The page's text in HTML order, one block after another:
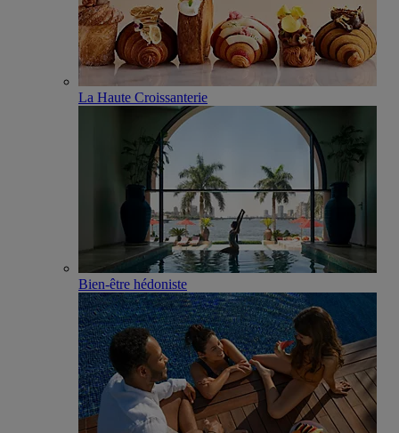
La Haute Croissanterie
Bien-être hédoniste